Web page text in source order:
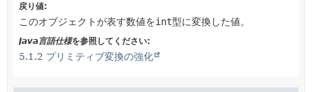
戻り値:
このオブジェクトが表す数値をint型に変換した値。
Java言語仕様を参照してください:
5.1.2 プリミティブ変換の強化